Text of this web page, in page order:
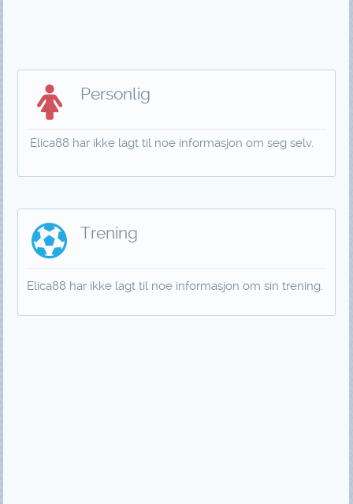
Personlig
Elica88 har ikke lagt til noe informasjon om seg selv.
Trening
Elica88 har ikke lagt til noe informasjon om sin trening.